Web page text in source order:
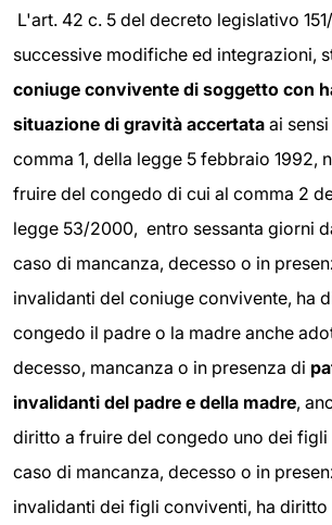
L'art. 42 c. 5 del decreto legislativo
successive modifiche ed integrazioni,
coniuge convivente di soggetto con
situazione di gravità accertata ai
comma 1, della legge 5 febbraio 1992,
fruire del congedo di cui al comma 2
legge 53/2000, entro sessanta giorni
caso di mancanza, decesso o in
invalidanti del coniuge convivente, ha
congedo il padre o la madre anche
decesso, mancanza o in presenza di
invalidanti del padre e della madre,
diritto a fruire del congedo uno dei
caso di mancanza, decesso o in
invalidanti dei figli conviventi, ha diritto